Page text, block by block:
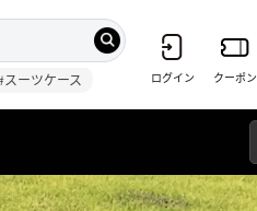
スーツケース ログイン クーポン